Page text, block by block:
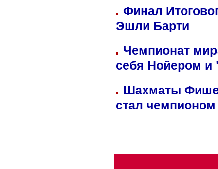
Финал
Эшли Барти
Чемпионат
себя Нойером и
Шахматы
стал